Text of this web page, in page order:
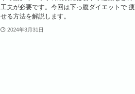
工夫が必要です。今回は下っ腹ダイエットで 痩
せる方法を解説します。
2024年3月31日